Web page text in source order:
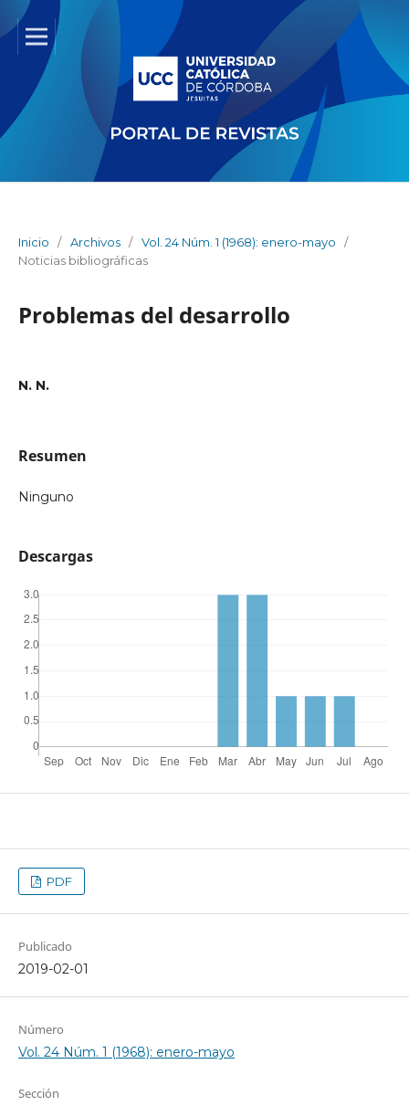
Inicio / Archivos / Vol. 24 Núm. 1 (1968): enero-mayo
/
Noticias bibliográficas
Problemas del desarrollo
N. N.
Resumen
Ninguno
Descargas
PDF
Publicado
2019-02-01
Número
Vol. 24 Núm. 1 (1968): enero-mayo
Sección